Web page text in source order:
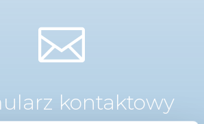

kontaktowy